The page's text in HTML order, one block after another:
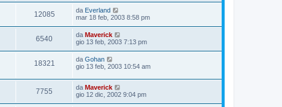
12085 da Everland
mar 18 feb, 2003 8:58 pm
6540 da Maverick
gio 13 feb, 2003 7:13 pm
18321 da Gohan
gio 13 feb, 2003 10:54 am
7755 da Maverick
gio 12 dic, 2002 9:04 pm